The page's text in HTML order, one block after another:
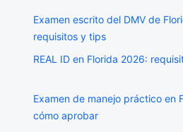
Examen escrito del DMV de
requisitos y tips
REAL ID en Florida 2026:
Examen de manejo práctico en
cómo aprobar